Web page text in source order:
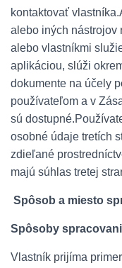
kontaktovať
alebo iných nástrojov
alebo vlastníkmi
aplikáciou, slúži
dokumente na účely
používateľom a v
sú
osobné údaje tretích
zdieľané
majú súhlas tretej
Spôsob a miesto
Spôsoby
Vlastník prijíma